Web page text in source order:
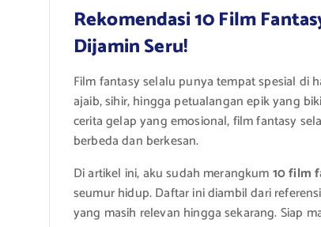
Rekomendasi 10 Film
Dijamin Seru!
Film fantasy selalu punya tempat spesial di
ajaib, sihir, hingga petualangan epik yang
cerita gelap yang emosional, film fantasy
berbeda dan berkesan.
Di artikel ini, aku sudah merangkum10 film
seumur hidup. Daftar ini diambil dari
yang masih relevan hingga sekarang. Siap